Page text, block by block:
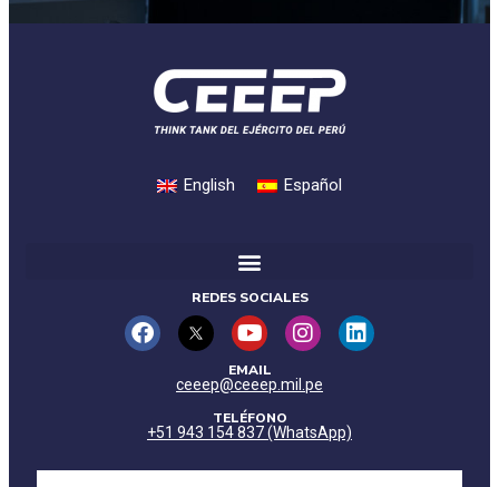
English Español
REDES SOCIALES
EMAIL
ceeep@ceeep.mil.pe
TELÉFONO
+51 943 154 837 (WhatsApp)